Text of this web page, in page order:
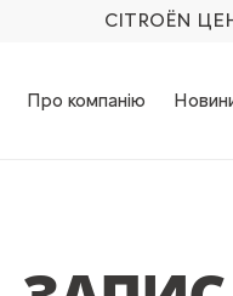
CITROËN
Про компанію